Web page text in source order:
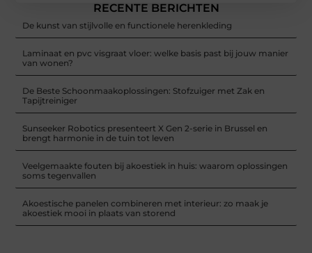
RECENTE BERICHTEN
De kunst van stijlvolle en functionele herenkleding
Laminaat en pvc visgraat vloer: welke basis past bij jouw manier
van wonen?
De Beste Schoonmaakoplossingen: Stofzuiger met Zak en
Tapijtreiniger
Sunseeker Robotics presenteert X Gen 2-serie in Brussel en
brengt harmonie in de tuin tot leven
Veelgemaakte fouten bij akoestiek in huis: waarom oplossingen
soms tegenvallen
Akoestische panelen combineren met interieur: zo maak je
akoestiek mooi in plaats van storend